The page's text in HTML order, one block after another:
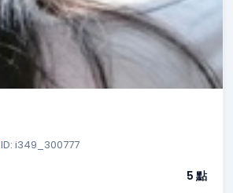
ID: i349_300777
5 點